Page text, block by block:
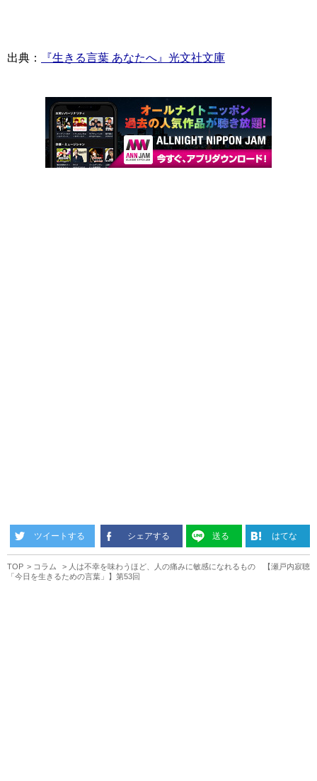
出典： 『生きる言葉 あなたへ』光文社文庫
ツイートする シェアする 送る はてな
TOP コラム
人は不幸を味わうほど、人の痛みに敏感になれるもの 【瀬戸内寂聴
「今日を生きるための言葉」】第53回